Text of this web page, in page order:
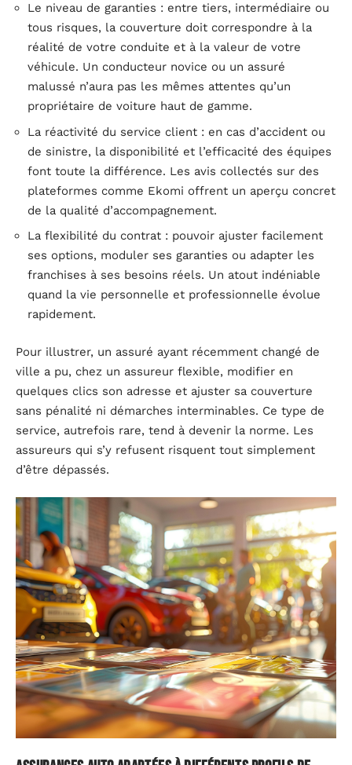
Le niveau de garanties : entre tiers, intermédiaire ou
tous risques, la couverture doit correspondre à la
réalité de votre conduite et à la valeur de votre
véhicule. Un conducteur novice ou un assuré
malussé n’aura pas les mêmes attentes qu’un
propriétaire de voiture haut de gamme.
La réactivité du service client : en cas d’accident ou
de sinistre, la disponibilité et l’efficacité des équipes
font toute la différence. Les avis collectés sur des
plateformes comme Ekomi offrent un aperçu concret
de la qualité d’accompagnement.
La flexibilité du contrat : pouvoir ajuster facilement
ses options, moduler ses garanties ou adapter les
franchises à ses besoins réels. Un atout indéniable
quand la vie personnelle et professionnelle évolue
rapidement.
Pour illustrer, un assuré ayant récemment changé de
ville a pu, chez un assureur flexible, modifier en
quelques clics son adresse et ajuster sa couverture
sans pénalité ni démarches interminables. Ce type de
service, autrefois rare, tend à devenir la norme. Les
assureurs qui s’y refusent risquent tout simplement
d’être dépassés.